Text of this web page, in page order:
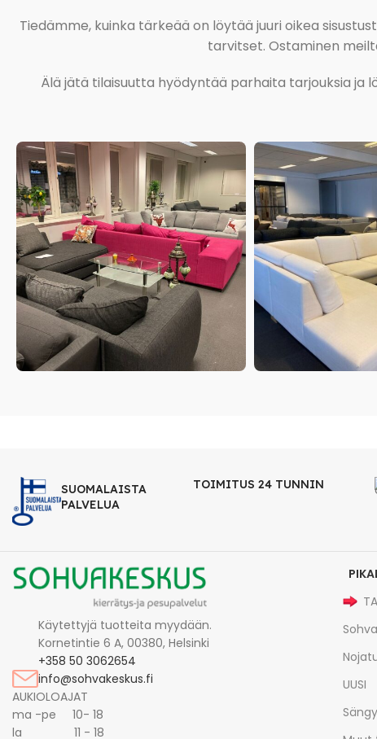
Tiedämme, kuinka tärkeää on löytää juuri oikea
tarvitset. Ostaminen
Älä jätä tilaisuutta hyödyntää parhaita tarjouksia ja
SUOMALAISTA
PALVELUA
TOIMITUS 24 TUNNIN
Käytettyjä tuotteita myydään.
Kornetintie 6 A, 00380, Helsinki
+358 50 3062654
info@sohvakeskus.fi
AUKIOLOAJAT
ma -pe 10- 18
la 11 - 18
UUSI